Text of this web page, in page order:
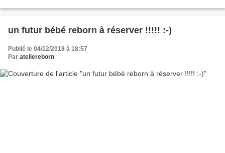
un futur bébé reborn à réserver !!!!! :-)
Publié le 04/12/2018 à 18:57
Par ateliereborn